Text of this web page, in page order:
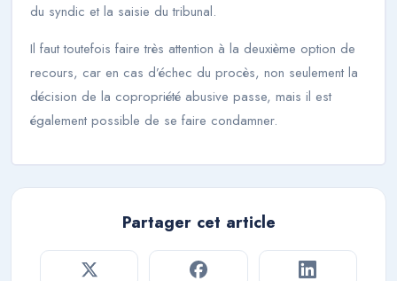
du syndic et la saisie du tribunal.
Il faut toutefois faire très attention à la deuxième option de
recours, car en cas d’échec du procès, non seulement la
décision de la copropriété abusive passe, mais il est
également possible de se faire condamner.
Partager cet article